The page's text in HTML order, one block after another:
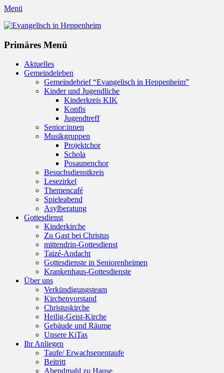
Menü
Evangelisch in Heppenheim
Primäres Menü
Zum
Inhalt
Aktuelles
Gemeindeleben
Gemeindebrief “Evangelisch in Heppenheim”
Kinder und Jugendliche
Kinderkreis KIK
Konfis
Jugendtreff
Senior:innen
Musikgruppen
Projektchor
Schola
Posaunenchor
Besuchsdienstkreis
Lesezirkel
Themencafé
Spieleabend
Asylberatung
Gottesdienst
Kinderkirche
Zu Gast bei Christus
mittendrin-Gottesdienst
Taizé-Andacht
Gottesdienste in Seniorenheimen
Krankenhaus-Gottesdienste
Über uns
Verkündigungsteam
Kirchenvorstand
Christuskirche
Heilig-Geist-Kirche
Gebäude und Räume
Unsere KiTas
Ihr Anliegen
Taufe/ Erwachsenentaufe
Beitritt
Abendmahl zu Hause